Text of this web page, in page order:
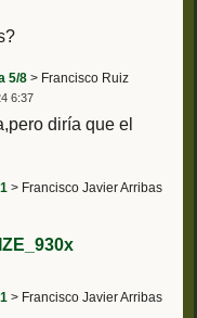
5/8 > Francisco Ruiz
6:37
diría que el
> Francisco Javier Arribas
> Francisco Javier Arribas